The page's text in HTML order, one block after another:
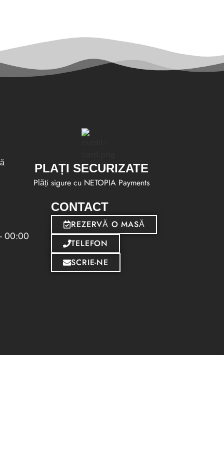
PLAȚI SECURIZATE
Plăți sigure cu NETOPIA Payments
00:00
CONTACT
REZERVĂ O MASĂ
TELEFON
SCRIE-NE